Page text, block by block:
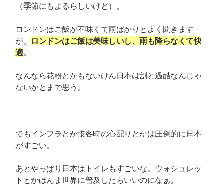
（季節にもよるらしいけど）。
ロンドンはご飯が不味くて雨ばかりとよく聞きます
が、
ロンドンはご飯は美味しいし、雨も降らなくて快
適。
なんなら花粉とかもないけん日本は割と過酷なんじゃ
ないかとまで思う。
でもインフラとか接客時の心配りとかは圧倒的に日本
がすごい。
あとやっぱり日本はトイレもすごいな。ウォシュレッ
トとかほんま世界に普及したらいいのになぁ。